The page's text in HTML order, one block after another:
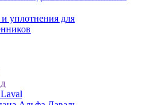
уплотнения для